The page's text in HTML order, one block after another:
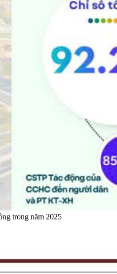
trong năm 2025